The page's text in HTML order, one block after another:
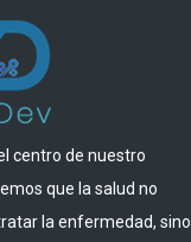
centro de nuestro
que la salud no
la enfermedad, sino